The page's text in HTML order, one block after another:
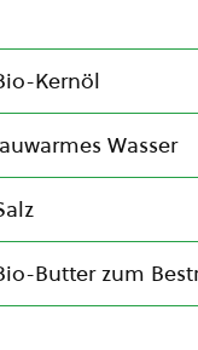
Kernöl
Wasser
Butter zum